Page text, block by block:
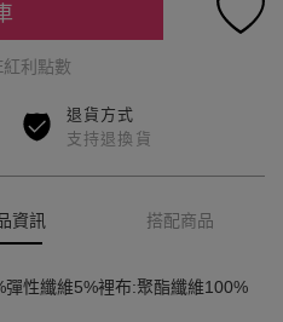
紅利點數
退貨方式
支持退換貨
資訊 搭配商品
性纖維5%裡布:聚酯纖維100%